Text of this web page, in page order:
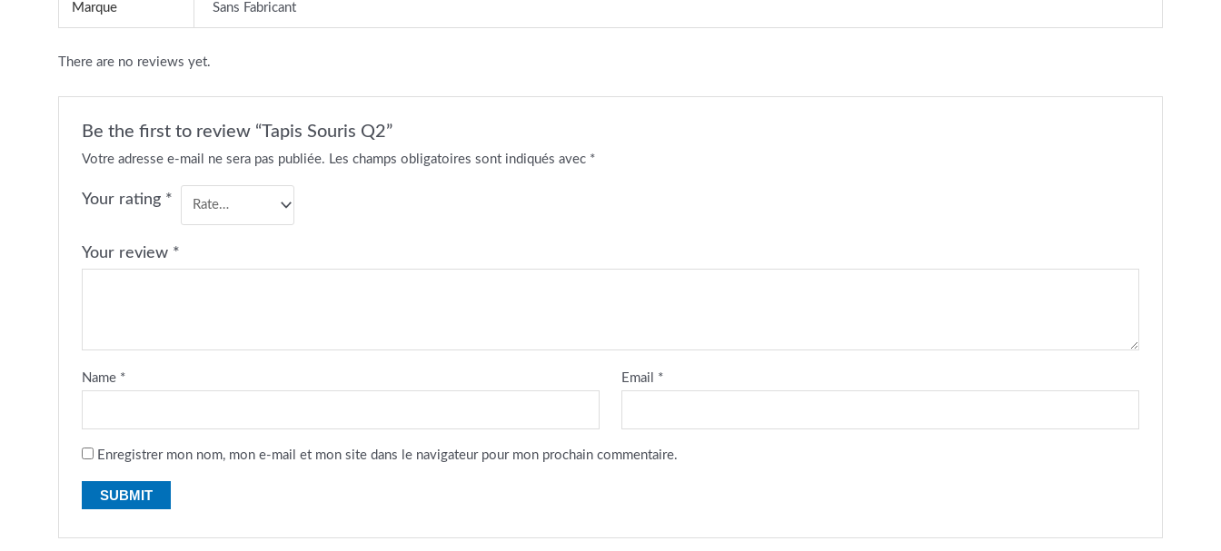
Marque Sans Fabricant
There are no reviews yet.
Be the first to review “Tapis Souris Q2”
Votre adresse e-mail ne sera pas publiée. Les champs obligatoires sont indiqués avec *
Your rating *
Your review *
Name * Email *
Enregistrer mon nom, mon e-mail et mon site dans le navigateur pour mon prochain commentaire.